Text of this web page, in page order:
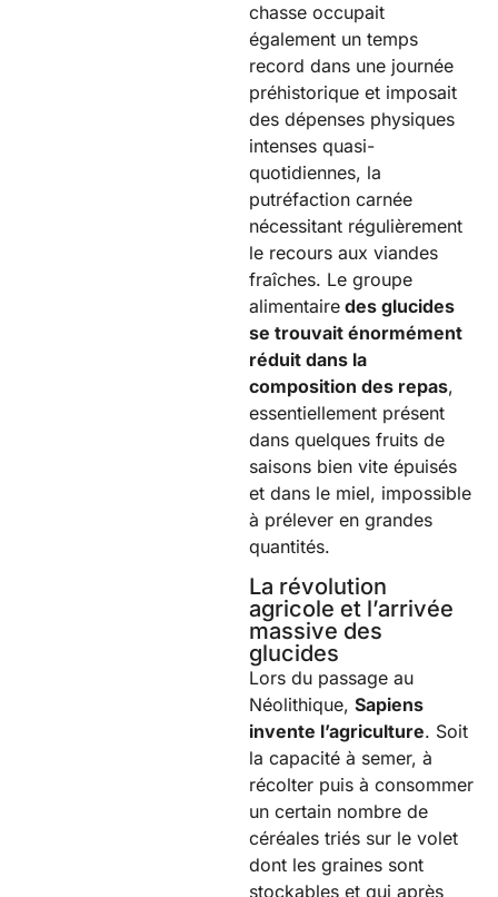
chasse occupait
également un temps
record dans une journée
préhistorique et imposait
des dépenses physiques
intenses quasi-
quotidiennes, la
putréfaction carnée
nécessitant régulièrement
le recours aux viandes
fraîches. Le groupe
alimentaire des glucides
se trouvait énormément
réduit dans la
composition des repas,
essentiellement présent
dans quelques fruits de
saisons bien vite épuisés
et dans le miel, impossible
à prélever en grandes
quantités.
La révolution
agricole et l’arrivée
massive des
glucides
Lors du passage au
Néolithique, Sapiens
invente l’agriculture. Soit
la capacité à semer, à
récolter puis à consommer
un certain nombre de
céréales triés sur le volet
dont les graines sont
stockables et qui après